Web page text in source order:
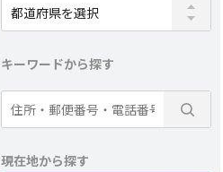
キーワードから探す
現在地から探す